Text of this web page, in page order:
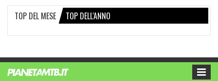
TOP DEL MESE TOP DELL'ANNO